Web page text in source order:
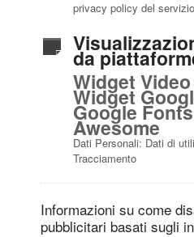
privacy policy del servizio
da
Widget
Widget
Google
Awesome
Dati Personali: Dati di
Tracciamento
Informazioni su come
pubblicitari basati sugli